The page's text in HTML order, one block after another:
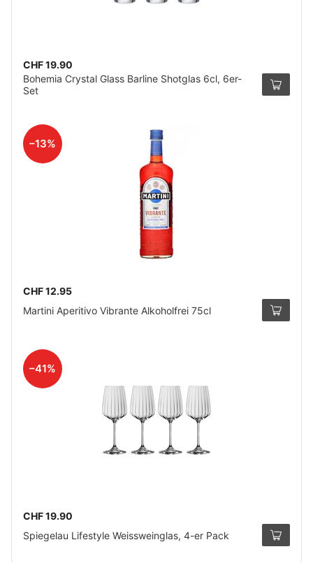
CHF 19.90
Bohemia Crystal Glass Barline Shotglas 6cl, 6er-
Set
–13%
CHF 12.95
Martini Aperitivo Vibrante Alkoholfrei 75cl
–41%
CHF 19.90
Spiegelau Lifestyle Weissweinglas, 4-er Pack